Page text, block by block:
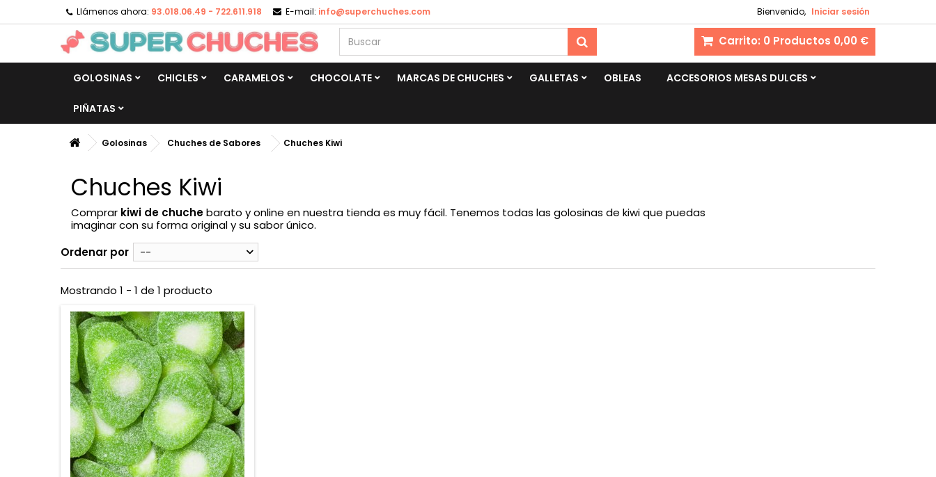
Bienvenido, Iniciar sesión
Llámenos ahora: 93.018.06.49 - 722.611.918 E-mail: info@superchuches.com
Carrito: 0 Productos 0,00 €
GOLOSINAS CHICLES CARAMELOS CHOCOLATE MARCAS DE CHUCHES GALLETAS OBLEAS ACCESORIOS MESAS DULCES
PIÑATAS
Golosinas Chuches de Sabores Chuches Kiwi
Chuches Kiwi
Comprar kiwi de chuchebarato y online en nuestra tienda es muy fácil. Tenemos todas las golosinas de kiwi que puedas
imaginar con su forma original y su sabor único.
Ordenar por
--
Mostrando 1 - 1 de 1 producto